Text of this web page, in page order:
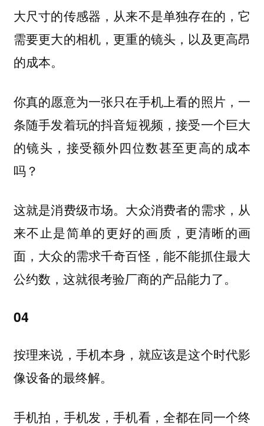
大尺寸的传感器，从来不是单独存在的，它
需要更大的相机，更重的镜头，以及更高昂
的成本。
你真的愿意为一张只在手机上看的照片，一
条随手发着玩的抖音短视频，接受一个巨大
的镜头，接受额外四位数甚至更高的成本
吗？
这就是消费级市场。大众消费者的需求，从
来不止是简单的更好的画质，更清晰的画
面，大众的需求千奇百怪，能不能抓住最大
公约数，这就很考验厂商的产品能力了。
04
按理来说，手机本身，就应该是这个时代影
像设备的最终解。
手机拍，手机发，手机看，全都在同一个终